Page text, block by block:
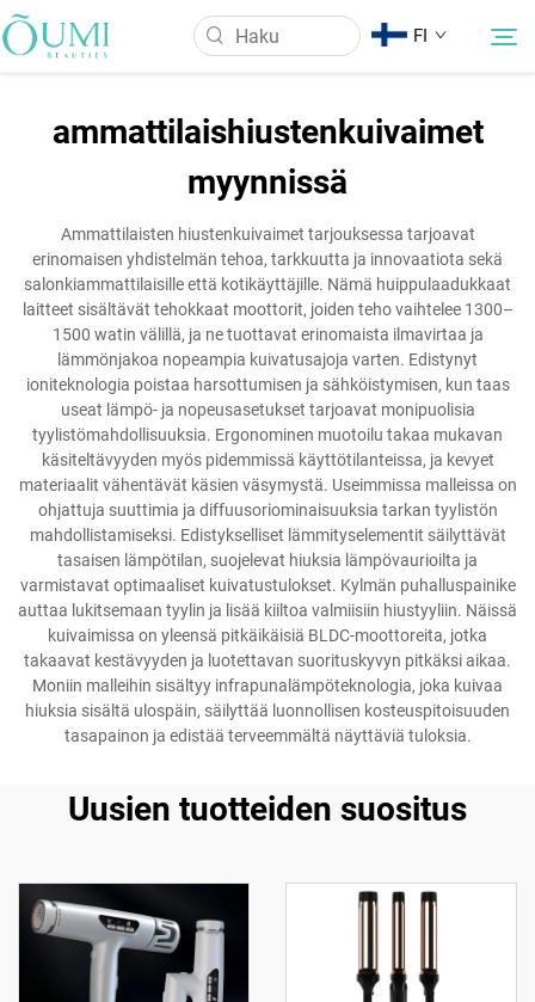
FI
Tuotteet
Uutiset
Käyttö
Ota Yhteyttä
ammattilaishiustenkuivaimet
myynnissä
Ammattilaisten hiustenkuivaimet tarjouksessa tarjoavat
erinomaisen yhdistelmän tehoa, tarkkuutta ja innovaatiota sekä
salonkiammattilaisille että kotikäyttäjille. Nämä huippulaadukkaat
laitteet sisältävät tehokkaat moottorit, joiden teho vaihtelee 1300–
1500 watin välillä, ja ne tuottavat erinomaista ilmavirtaa ja
lämmönjakoa nopeampia kuivatusajoja varten. Edistynyt
ioniteknologia poistaa harsottumisen ja sähköistymisen, kun taas
useat lämpö- ja nopeusasetukset tarjoavat monipuolisia
tyylistömahdollisuuksia. Ergonominen muotoilu takaa mukavan
käsiteltävyyden myös pidemmissä käyttötilanteissa, ja kevyet
materiaalit vähentävät käsien väsymystä. Useimmissa malleissa on
ohjattuja suuttimia ja diffuusoriominaisuuksia tarkan tyylistön
mahdollistamiseksi. Edistykselliset lämmityselementit säilyttävät
tasaisen lämpötilan, suojelevat hiuksia lämpövaurioilta ja
varmistavat optimaaliset kuivatustulokset. Kylmän puhalluspainike
auttaa lukitsemaan tyylin ja lisää kiiltoa valmiisiin hiustyyliin. Näissä
kuivaimissa on yleensä pitkäikäisiä BLDC-moottoreita, jotka
takaavat kestävyyden ja luotettavan suorituskyvyn pitkäksi aikaa.
Moniin malleihin sisältyy infrapunalämpöteknologia, joka kuivaa
hiuksia sisältä ulospäin, säilyttää luonnollisen kosteuspitoisuuden
tasapainon ja edistää terveemmältä näyttäviä tuloksia.
Uusien tuotteiden suositus